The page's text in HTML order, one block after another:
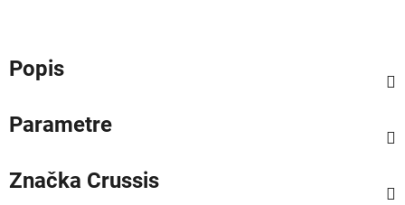
Popis
Parametre
Značka Crussis